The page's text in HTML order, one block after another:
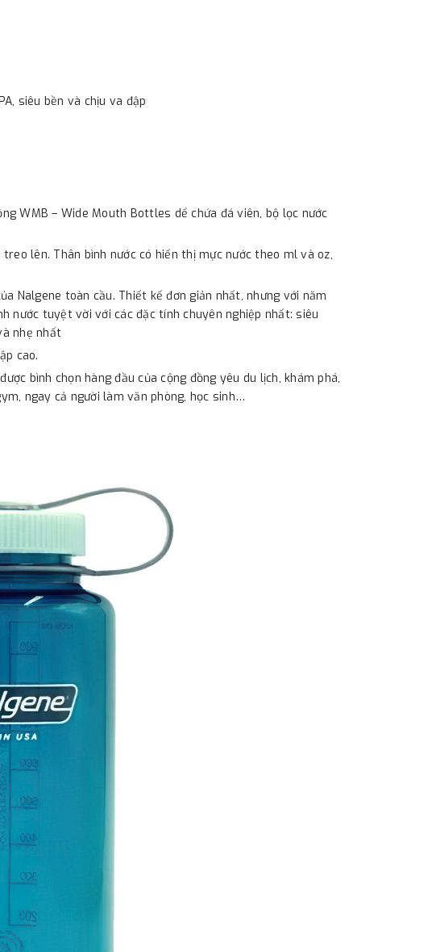
siêu bền và chịu va đập
WMB – Wide Mouth Bottles dể chứa đá viên, bộ lọc nước
lên. Thân bình nước có hiển thị mực nước theo ml và oz,
Nalgene toàn cầu. Thiết kế đơn giản nhất, nhưng với năm
nước tuyệt vời với các đặc tính chuyên nghiệp nhất: siêu
nhẹ nhất
cao.
bình chọn hàng đầu của cộng đồng yêu du lịch, khám phá,
ngay cả người làm văn phòng, học sinh…